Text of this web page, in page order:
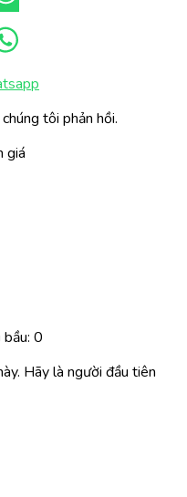
tôi phản hồi.
giá
0
Hãy là người đầu tiên